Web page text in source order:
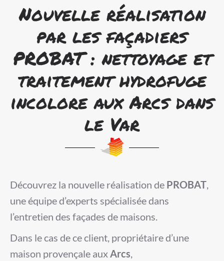
Nouvelle réalisation
par les façadiers
PROBAT : nettoyage et
traitement hydrofuge
incolore aux Arcs dans
le Var
Découvrez la nouvelle réalisation de PROBAT
une équipe d’experts spécialisée dans
l’entretien des façades de maisons.
Dans le cas de ce client, propriétaire d’une
maison provençale aux Arcs